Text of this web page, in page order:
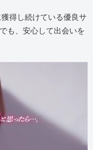
得し続けている優良サ
も、安心して出会いを